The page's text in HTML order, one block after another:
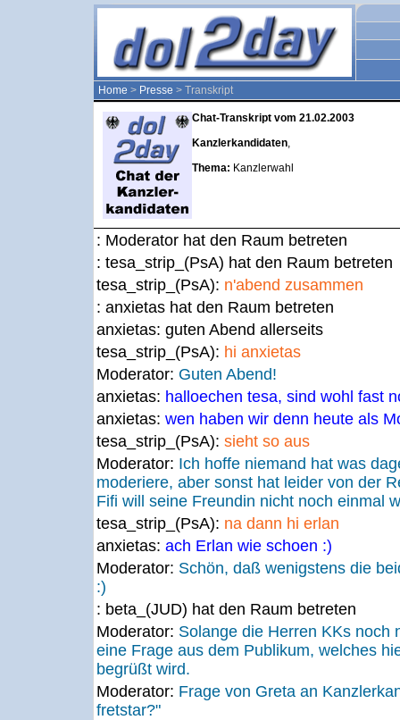
Home > Presse > Transkript
Chat-Transkript vom 21.02.2003
Kanzlerkandidaten,
Thema: Kanzlerwahl
: Moderator hat den Raum betreten
: tesa_strip_(PsA) hat den Raum betreten
tesa_strip_(PsA): n'abend zusammen
: anxietas hat den Raum betreten
anxietas: guten Abend allerseits
tesa_strip_(PsA): hi anxietas
Moderator: Guten Abend!
anxietas: halloechen tesa, sind wohl fast
anxietas: wen haben wir denn heute als
tesa_strip_(PsA): sieht so aus
Moderator: Ich hoffe niemand hat was
moderiere, aber sonst hat leider von der
Fifi will seine Freundin nicht noch einmal
tesa_strip_(PsA): na dann hi erlan
anxietas: ach Erlan wie schoen :)
Moderator: Schön, daß wenigstens die
:)
: beta_(JUD) hat den Raum betreten
Moderator: Solange die Herren KKs noch
eine Frage aus dem Publikum, welches
begrüßt wird.
Moderator: Frage von Greta an
fretstar?"